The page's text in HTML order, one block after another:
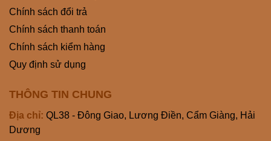
Chính sách đổi trả
Chính sách thanh toán
Chính sách kiểm hàng
Quy định sử dụng
THÔNG TIN CHUNG
Địa chỉ: QL38 - Đông Giao, Lương Điền, Cẩm Giàng, Hải
Dương